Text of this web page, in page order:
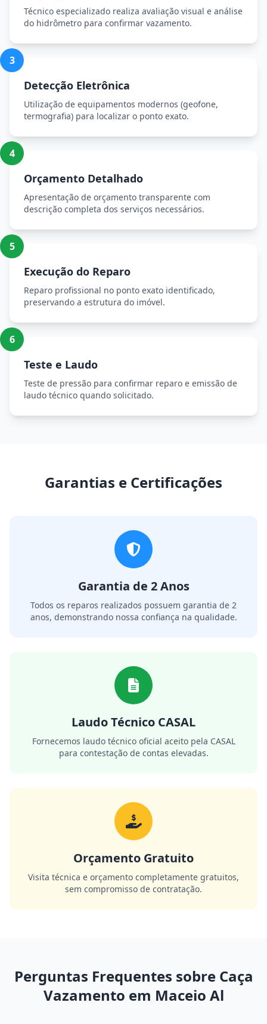
Técnico especializado realiza avaliação visual e análise
do hidrômetro para confirmar vazamento.
3
Detecção Eletrônica
Utilização de equipamentos modernos (geofone,
termografia) para localizar o ponto exato.
4
Orçamento Detalhado
Apresentação de orçamento transparente com
descrição completa dos serviços necessários.
5
Execução do Reparo
Reparo profissional no ponto exato identificado,
preservando a estrutura do imóvel.
6
Teste e Laudo
Teste de pressão para confirmar reparo e emissão de
laudo técnico quando solicitado.
Garantias e Certificações
Garantia de 2 Anos
Todos os reparos realizados possuem garantia de 2
anos, demonstrando nossa confiança na qualidade.
Laudo Técnico CASAL
Fornecemos laudo técnico oficial aceito pela CASAL
para contestação de contas elevadas.
Orçamento Gratuito
Visita técnica e orçamento completamente gratuitos,
sem compromisso de contratação.
Perguntas Frequentes sobre Caça
Vazamento em Maceio Al